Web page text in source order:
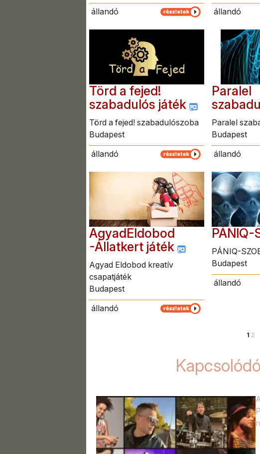
állandó
állandó
Törd a fejed!
szabadulós játék
Törd a fejed! szabadulószoba
Budapest
állandó
Paralel
Paralel
Budapest
állandó
AgyadEldobod
-Állatkert játék
Agyad Eldobod kreatív
csapatjáték
Budapest
állandó
PÁNIQ-
PÁNIQ-
Budapest
állandó
1 2